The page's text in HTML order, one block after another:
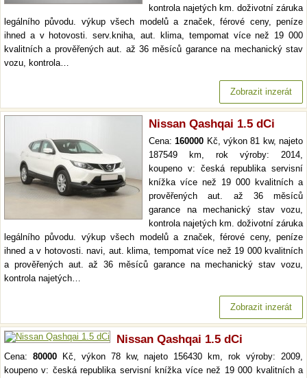
kontrola najetých km. doživotní záruka
legálního původu. výkup všech modelů a značek, férové ceny, peníze
ihned a v hotovosti. serv.kniha, aut. klima, tempomat více než 19 000
kvalitních a prověřených aut. až 36 měsíců garance na mechanický stav
vozu, kontrola…
Zobrazit inzerát
Nissan Qashqai 1.5 dCi
Cena:160000 Kč, výkon 81 kw, najeto
187549 km, rok výroby: 2014,
koupeno v: česká republika servisní
knížka více než 19 000 kvalitních a
prověřených aut. až 36 měsíců
garance na mechanický stav vozu,
kontrola najetých km. doživotní záruka
legálního původu. výkup všech modelů a značek, férové ceny, peníze
ihned a v hotovosti. navi, aut. klima, tempomat více než 19 000 kvalitních
a prověřených aut. až 36 měsíců garance na mechanický stav vozu,
kontrola najetých…
Zobrazit inzerát
Nissan Qashqai 1.5 dCi
Cena: 80000Kč, výkon 78 kw, najeto 156430 km, rok výroby: 2009,
koupeno v: česká republika servisní knížka více než 19 000 kvalitních a